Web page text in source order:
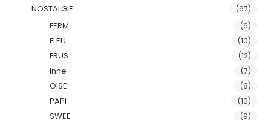
NOSTALGIE (67)
FERM (6)
FLEU (10)
FRUS (12)
Inne (7)
OISE (8)
PAPI (10)
SWEE (9)